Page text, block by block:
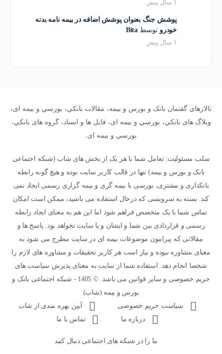
1 سال پیش
پوشش جنگ بعنوان پوشش اضافه در بیمه نامه بدنه
خودرو توسط Bita
1 سال پیش
تالارهای گفتمان بانک و بورس و بیمه، مقالات بانکي، بورسي و بیمه ای،
وبلاگ های بانکي، بورسي و بیمه ای، فایل ها و اسناد، گروه های بانکي،
بورسي و بیمه ای.
سلب مسئولیت: تعامل شما با هر یک از بخش های شاب (شبکه اجتماعی
بانک و بورس و بیمه) تنها در قالب کاربر سایت بوده و هیچ گونه رابطه
بانکداری و مشتری، بورسی یا بیمه گری و بیمه گزاری رسمی ایجاد نمی
کند. بسته به سرویسی که درحال استفاده می باشید، ممکن است امکان
تماس شما با یک متخصص فراهم شود اما این هم به معنای ایجاد رابطه
رسمی و قراردادی بین شما و ایشان و یا سایت نخواهد بود. پاسخ ها و
مقالاتی که پیرامون موضوعات بیمه ای در سایت مطرح می شود به
معنای مشاوره نبوده و نیاز است هر کاربر تحقیقات و مشاوره های لازم را
شخصا انجام دهد. استفاده شما از سایت به معنای پذیرش سیاست های
حریم خصوصی و سایر قوانین می باشد. © 1405 - شبکه اجتماعی بانک و
بورس و بیمه (شاب)
سیاست حریم خصوصی
آیین بهره مندی از شاب
درباره ما
تماس با ما
ما را در شبکه های اجتماعی دنبال کنید